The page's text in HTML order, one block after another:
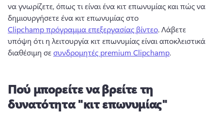
να γνωρίζετε, όπως τι είναι ένα κιτ επωνυμίας και πώς να
δημιουργήσετε ένα κιτ επωνυμίας στο
Clipchamp πρόγραμμα επεξεργασίας βίντεο. Λάβετε
υπόψη ότι η λειτουργία κιτ επωνυμίας είναι αποκλειστικά
διαθέσιμη σε συνδρομητές premium Clipchamp.
Πού μπορείτε να βρείτε τη
δυνατότητα "κιτ επωνυμίας"